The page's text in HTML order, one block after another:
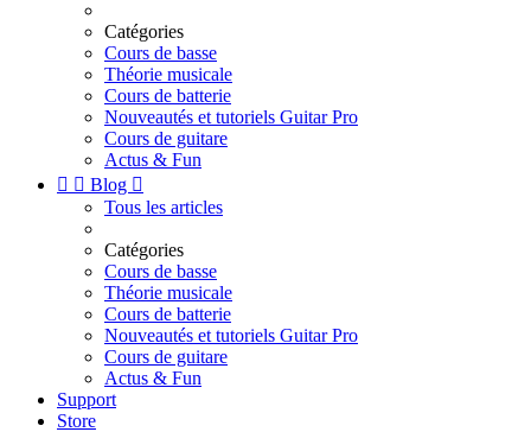
Catégories
Cours de basse
Théorie musicale
Cours de batterie
Nouveautés et tutoriels Guitar Pro
Cours de guitare
Actus & Fun
  Blog 
Tous les articles
Catégories
Cours de basse
Théorie musicale
Cours de batterie
Nouveautés et tutoriels Guitar Pro
Cours de guitare
Actus & Fun
Support
Store